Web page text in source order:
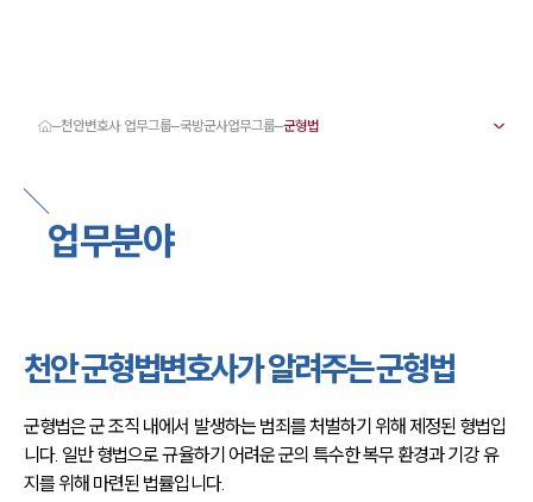
서울·대전·천안변호사
천안형사전문변호사
천안이혼전문변호사
천안학교폭력변호사
천안변호사 주요 업무사례
천안 분사무소 오시는 길
채용정보
천안변호사 업무그룹 국방군사업무그룹
업무분야
천안 군형법변호사가 알려주는 군형법
군형법은 군 조직 내에서 발생하는 범죄를 처벌하기 위해 제정된 형법입
니다. 일반 형법으로 규율하기 어려운 군의 특수한 복무 환경과 기강 유
지를 위해 마련된 법률입니다.